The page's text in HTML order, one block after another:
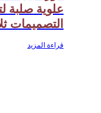
علوية صلبة
التصميمات
قراءة المزيد